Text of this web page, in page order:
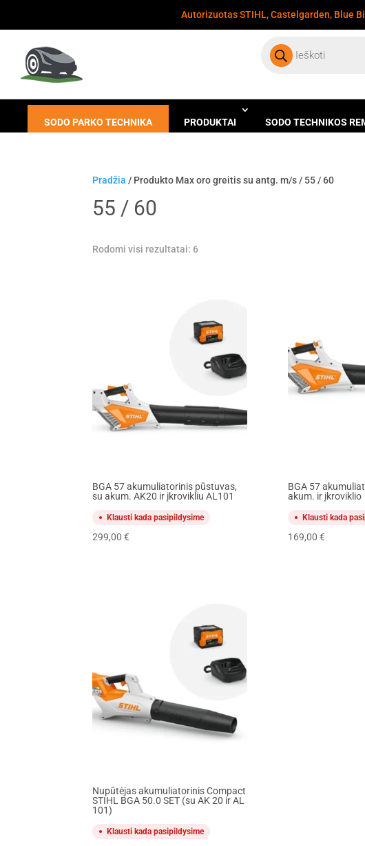
Autorizuotas STIHL, Castelgarden, Blue
search
SODO PARKO TECHNIKA PRODUKTAI SODO TECHNIKOS
Pradžia / Produkto Max oro greitis su antg. m/s / 55 / 60
55 / 60
Rodomi visi rezultatai: 6
BGA 57 akumuliatorinis pūstuvas,
su akum. AK20 ir įkrovikliu AL101
Klausti kada pasipildysime
299,00€
BGA 57
akum. ir įkroviklio
Klausti kada
169,00 €
Nupūtėjas akumuliatorinis Compact
STIHL BGA 50.0 SET (su AK 20 ir AL
101)
Klausti kada pasipildysime